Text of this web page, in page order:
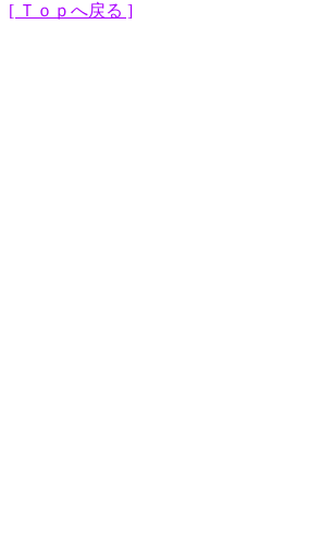
[ Ｔｏｐへ戻る ]